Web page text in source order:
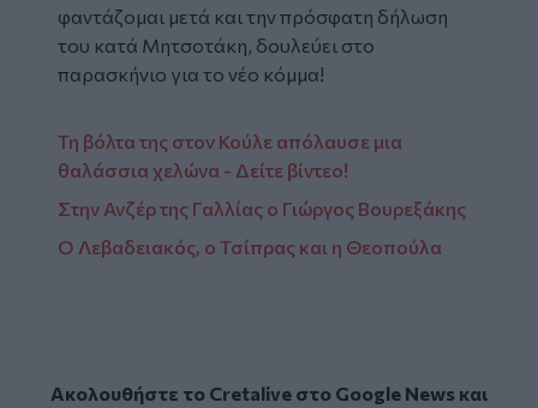
φαντάζομαι μετά και την πρόσφατη δήλωση
του κατά Μητσοτάκη, δουλεύει στο
παρασκήνιο για το νέο κόμμα!
Τη βόλτα της στον Κούλε απόλαυσε μια
θαλάσσια χελώνα - Δείτε βίντεο!
Στην Ανζέρ της Γαλλίας ο Γιώργος Βουρεξάκης
Ο Λεβαδειακός, ο Τσίπρας και η Θεοπούλα
Ακολουθήστε το Cretalive στο Google Newsκαι